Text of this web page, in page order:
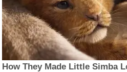
How They Made Little Simba